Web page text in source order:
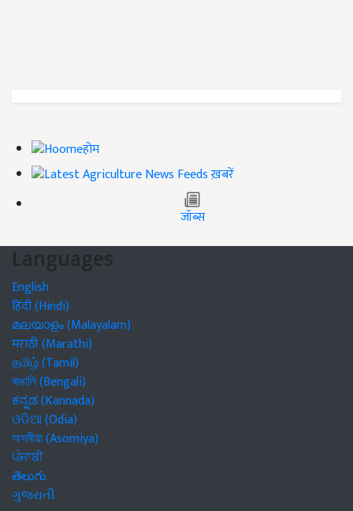
होम
ख़बरें
जॉब्स
Languages
English
हिंदी (Hindi)
മലയാളം (Malayalam)
मराठी (Marathi)
தமிழ் (Tamil)
বাঙালি (Bengali)
ಕನ್ನಡ (Kannada)
ଓଡିଆ (Odia)
অসমীয়া (Asomiya)
ਪੰਜਾਬੀ
తెలుగు
ગુજરાતી